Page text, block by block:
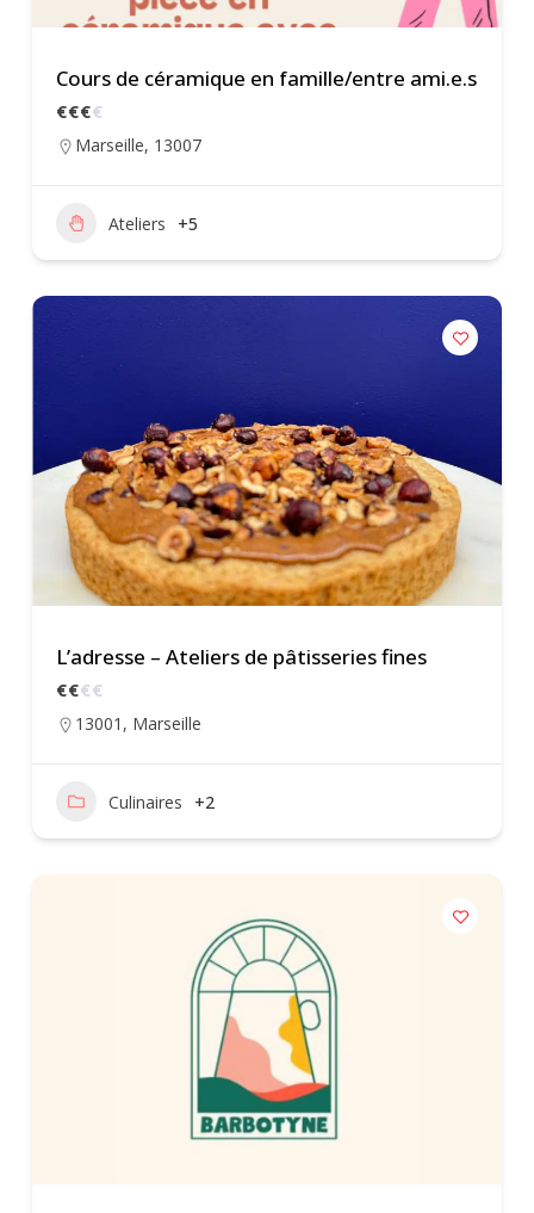
Cours de céramique en famille/entre ami.e.s
€€€€
Marseille, 13007
Ateliers +5
L’adresse – Ateliers de pâtisseries fines
€€€€
13001 , Marseille
Culinaires +2